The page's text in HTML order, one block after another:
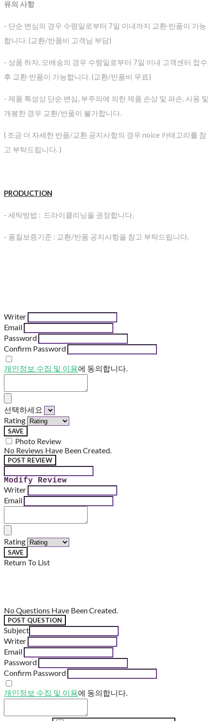
유의 사항
- 단순 변심의 경우 수령일로부터 7일 이내까지 교환∙반품이 가능
합니다. (교환/반품비 고객님 부담)
- 상품 하자, 오배송의 경우 수령일로부터 7일 이내 고객센터 접수
후 교환∙반품이 가능합니다. (교환/반품비 무료)
- 제품 특성상 단순 변심, 부주의에 의한 제품 손상 및 파손, 사용 및
개봉한 경우 교환/반품이 불가합니다.
( 조금 더 자세한 반품/교환 공지사항의 경우 noice 카테고리를 참
고 부탁드립니다. )
PRODUCTION
- 세탁방법 : 드라이클리닝을 권장합니다.
- 품질보증기준 : 교환/반품 공지사항을 참고 부탁드립니다.
Writer
Email
Password
Confirm Password
개인정보 수집 및 이용에 동의합니다.
선택하세요
Rating
SAVE
Photo Review
No Reviews Have Been Created.
POST REVIEW
Modify Review
Writer
Email
Rating
SAVE
Return To List
No Questions Have Been Created.
POST QUESTION
Subject
Writer
Email
Password
Confirm Password
개인정보 수집 및 이용에 동의합니다.